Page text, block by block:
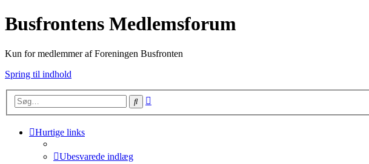
Busfrontens Medlemsforum
Kun for medlemmer af Foreningen Busfronten
Spring til indhold
Søg
Hurtige links
Ubesvarede indlæg